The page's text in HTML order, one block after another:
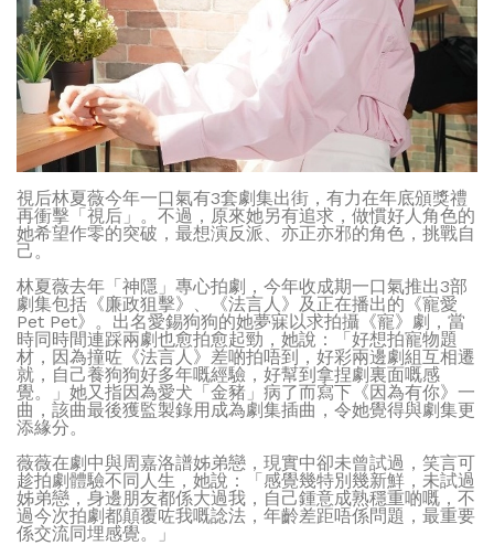
視后林夏薇今年一口氣有3套劇集出街，有力在年底頒獎禮
再衝擊「視后」。不過，原來她另有追求，做慣好人角色的
她希望作零的突破，最想演反派、亦正亦邪的角色，挑戰自
己。
林夏薇去年「神隱」專心拍劇，今年收成期一口氣推出3部
劇集包括《廉政狙擊》、《法言人》及正在播出的《寵愛
Pet Pet》。出名愛錫狗狗的她夢寐以求拍攝《寵》劇，當
時同時間連踩兩劇也愈拍愈起勁，她說：「好想拍寵物題
材，因為撞咗《法言人》差啲拍唔到，好彩兩邊劇組互相遷
就，自己養狗狗好多年嘅經驗，好幫到拿捏劇裏面嘅感
覺。」她又指因為愛犬「金豬」病了而寫下《因為有你》一
曲，該曲最後獲監製錄用成為劇集插曲，令她覺得與劇集更
添緣分。
薇薇在劇中與周嘉洛譜姊弟戀，現實中卻未曾試過，笑言可
趁拍劇體驗不同人生，她說：「感覺幾特別幾新鮮，未試過
姊弟戀，身邊朋友都係大過我，自己鍾意成熟穩重啲嘅，不
過今次拍劇都顛覆咗我嘅諗法，年齡差距唔係問題，最重要
係交流同埋感覺。」